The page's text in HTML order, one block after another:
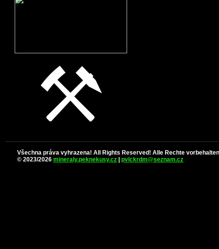
Všechna práva vyhrazena! All Rights Reserved! Alle Rechte
© 2023/2026 mineraly.peknekusy.cz pvlckrdm@seznam.cz